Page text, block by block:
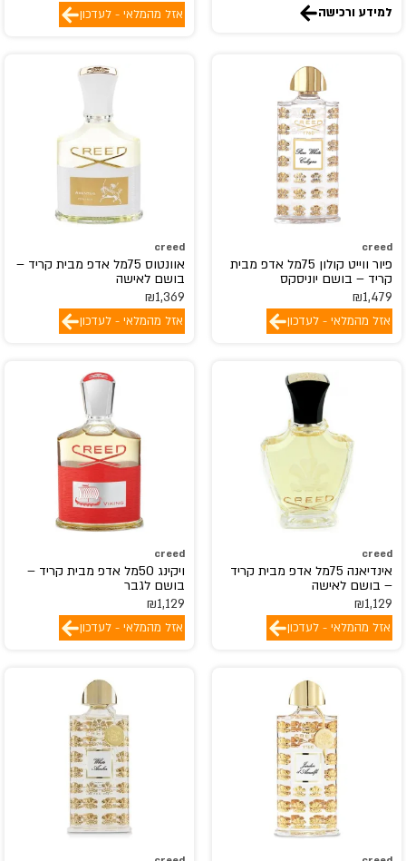
למידע ורכישה אזל מהמלאי - לעדכון
creed
פיור ווייט קולון 75מל אדפ מבית
קריד – בושם יוניסקס
₪1,479
אזל מהמלאי - לעדכון
creed
אוונטוס 75מל אדפ מבית קריד –
בושם לאישה
₪1,369
אזל מהמלאי - לעדכון
creed
אינדיאנה 75מל אדפ מבית קריד
– בושם לאישה
₪1,129
אזל מהמלאי - לעדכון
creed
ויקינג 50מל אדפ מבית קריד –
בושם לגבר
₪1,129
אזל מהמלאי - לעדכון